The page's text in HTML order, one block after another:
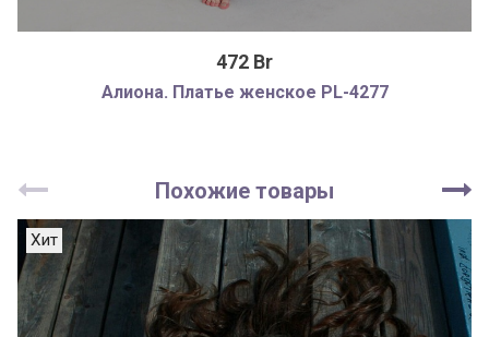
472 Br
Алиона. Платье женское PL-4277
Похожие товары
Хит